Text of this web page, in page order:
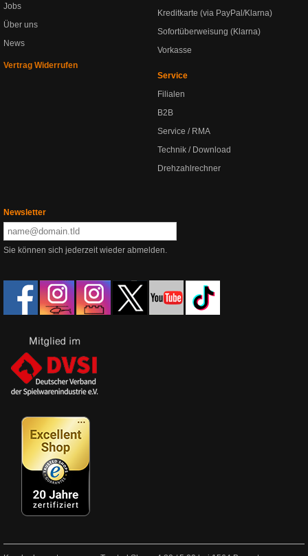
Jobs
Über uns
News
Vertrag Widerrufen
Kreditkarte (via PayPal/Klarna)
Sofortüberweisung (Klarna)
Vorkasse
Service
Filialen
B2B
Service / RMA
Technik / Download
Drehzahlrechner
Newsletter
Sie können sich jederzeit wieder abmelden.